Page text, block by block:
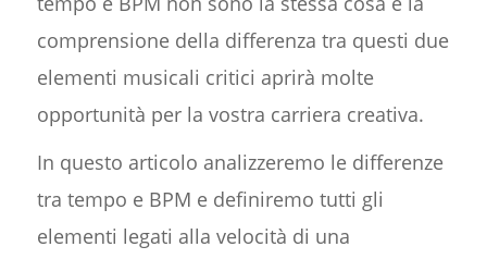
comprensione della differenza tra questi due
elementi musicali critici aprirà molte
opportunità per la vostra carriera creativa.
In questo articolo analizzeremo le differenze
tra tempo e BPM e definiremo tutti gli
elementi legati alla velocità di una